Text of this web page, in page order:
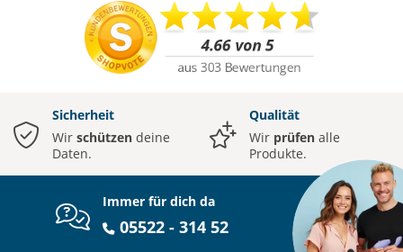
Sicherheit
Wir schützen deine
Daten.
Qualität
Wir prüfen alle
Produkte.
Immer für dich da
05522 - 314 52